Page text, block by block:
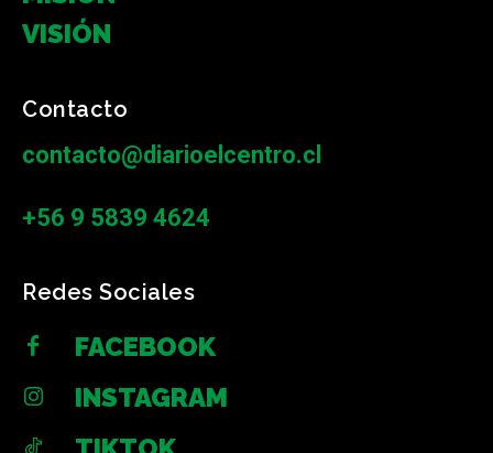
VISIÓN
Contacto
contacto@diarioelcentro.cl
+56 9 5839 4624
Redes Sociales
FACEBOOK
INSTAGRAM